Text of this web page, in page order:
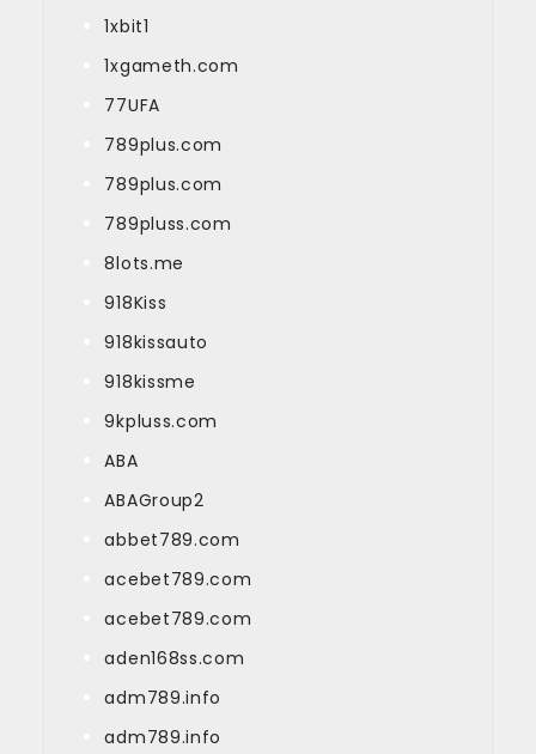
1xbit1
1xgameth.com
77UFA
789plus.com
789plus.com
789pluss.com
8lots.me
918Kiss
918kissauto
918kissme
9kpluss.com
ABA
ABAGroup2
abbet789.com
acebet789.com
acebet789.com
aden168ss.com
adm789.info
adm789.info